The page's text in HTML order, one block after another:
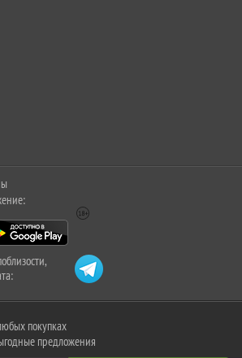
покупках
предложения